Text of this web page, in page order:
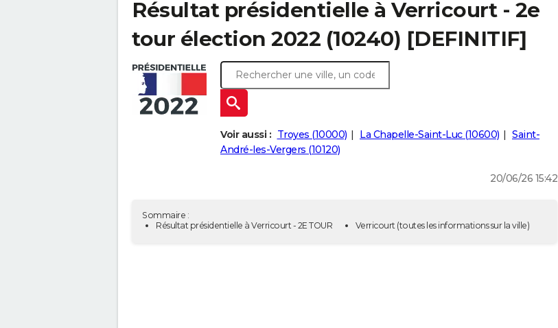
Résultat présidentielle à Verricourt - 2e
tour élection 2022 (10240) [DEFINITIF]
Voir aussi : Troyes (10000) La Chapelle-Saint-Luc (10600)
Saint-
André-les-Vergers (10120)
20/06/26 15:42
Sommaire :
Résultat présidentielle à Verricourt - 2E TOUR
Verricourt(toutes les informations sur la ville)